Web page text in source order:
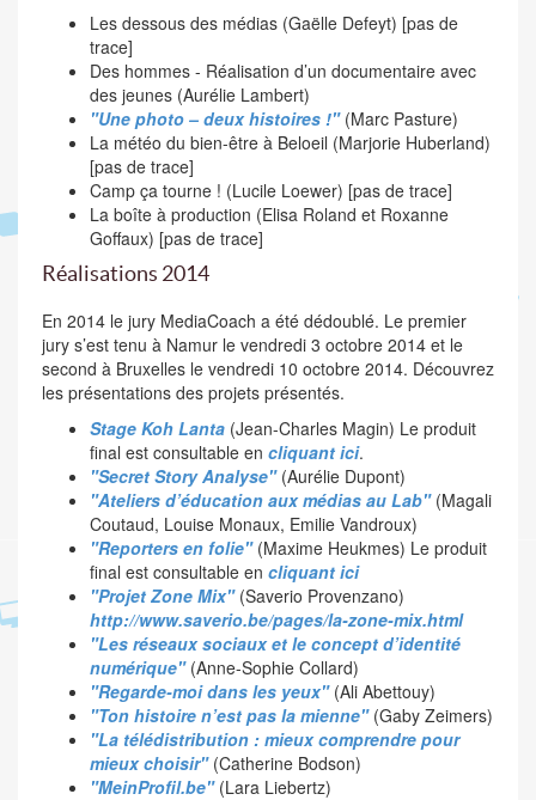
Les dessous des médias (Gaëlle Defeyt) [pas de
trace]
Des hommes - Réalisation d’un documentaire avec
des jeunes (Aurélie Lambert)
"Une photo – deux histoires !"(Marc Pasture)
La météo du bien-être à Beloeil (Marjorie Huberland)
[pas de trace]
Camp ça tourne ! (Lucile Loewer) [pas de trace]
La boîte à production (Elisa Roland et Roxanne
Goffaux) [pas de trace]
Réalisations 2014
En 2014 le jury MediaCoach a été dédoublé. Le premier
jury s’est tenu à Namur le vendredi 3 octobre 2014 et le
second à Bruxelles le vendredi 10 octobre 2014. Découvrez
les présentations des projets présentés.
Stage Koh Lanta (Jean-Charles Magin) Le produit
final est consultable en cliquant ici.
"Secret Story Analyse"(Aurélie Dupont)
"Ateliers d’éducation aux médias au Lab"(Magali
Coutaud, Louise Monaux, Emilie Vandroux)
"Reporters en folie"(Maxime Heukmes) Le produit
final est consultable en cliquant ici
"Projet Zone Mix"(Saverio Provenzano)
http://www.saverio.be/pages/la-zone-mix.html
"Les réseaux sociaux et le concept d’identité
numérique"(Anne-Sophie Collard)
"Regarde-moi dans les yeux"(Ali Abettouy)
"Ton histoire n’est pas la mienne"(Gaby Zeimers)
"La télédistribution : mieux comprendre pour
mieux choisir"(Catherine Bodson)
"MeinProfil.be"(Lara Liebertz)